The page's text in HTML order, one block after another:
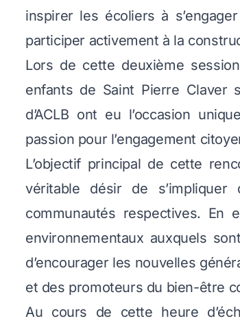
inspirer les écoliers à
participer activement à la
Lors de cette deuxième
enfants de Saint Pierre Claver
d’ACLB ont eu l’occasion
passion pour l’engagement
L’objectif principal de cette
véritable désir de
communautés respectives. En
environnementaux auxquels
d’encourager les nouvelles
et des promoteurs du bien-être
Au cours de cette heure